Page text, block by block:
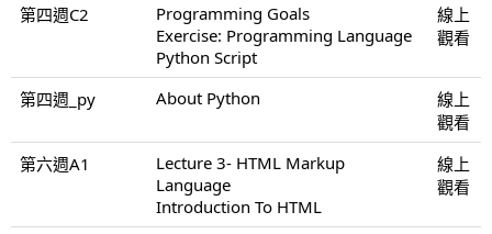
第四週C2
Programming Goals
Exercise: Programming Language
Python Script
線上
觀看
第四週_py About Python
線上
觀看
第六週A1
Lecture 3- HTML Markup
Language
Introduction To HTML
線上
觀看